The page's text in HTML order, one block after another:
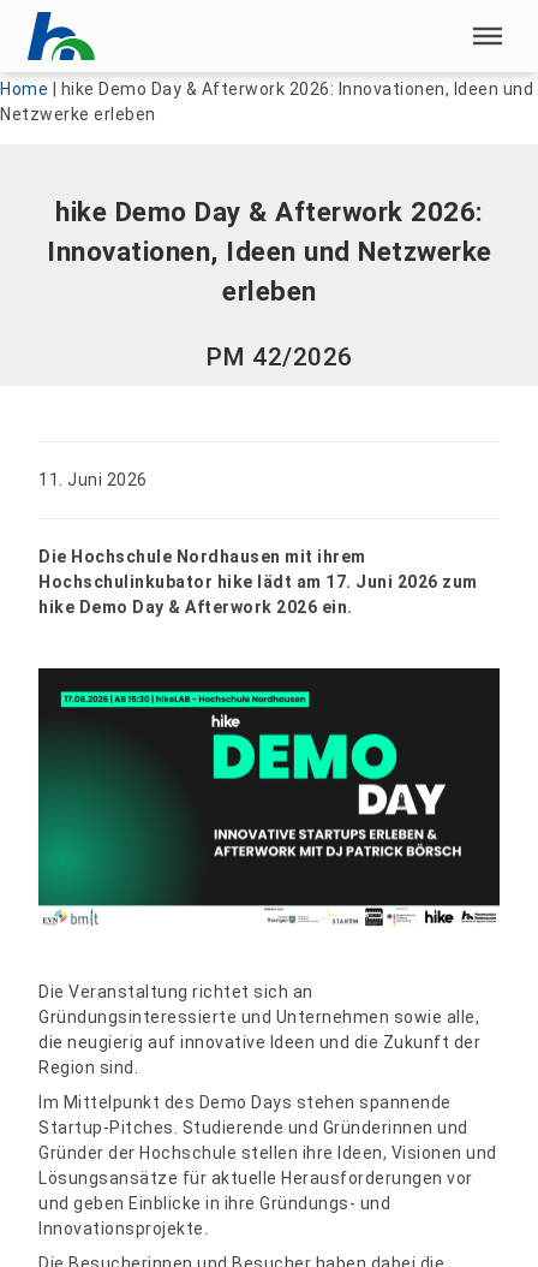
Menü überspringen
Menü überspringen
Home
hike Demo Day & Afterwork 2026: Innovationen, Ideen und
Netzwerke erleben
hike Demo Day & Afterwork 2026:
Innovationen, Ideen und Netzwerke
erleben
PM 42/2026
11. Juni 2026
Die Hochschule Nordhausen mit ihrem
Hochschulinkubator hike lädt am 17. Juni 2026 zum
hike Demo Day & Afterwork 2026 ein.
Die Veranstaltung richtet sich an
Gründungsinteressierte und Unternehmen sowie alle,
die neugierig auf innovative Ideen und die Zukunft der
Region sind.
Im Mittelpunkt des Demo Days stehen spannende
Startup-Pitches. Studierende und Gründerinnen und
Gründer der Hochschule stellen ihre Ideen, Visionen und
Lösungsansätze für aktuelle Herausforderungen vor
und geben Einblicke in ihre Gründungs- und
Innovationsprojekte.
Die Besucherinnen und Besucher haben dabei die